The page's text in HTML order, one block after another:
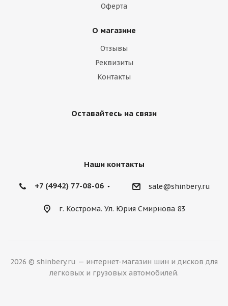
Оферта
О магазине
Отзывы
Реквизиты
Контакты
Оставайтесь на связи
Наши контакты
+7 (4942) 77-08-06 sale@shinbery.ru
г. Кострома. Ул. Юрия Смирнова 83
2026 © shinbery.ru — интернет-магазин шин и дисков для
легковых и грузовых автомобилей.